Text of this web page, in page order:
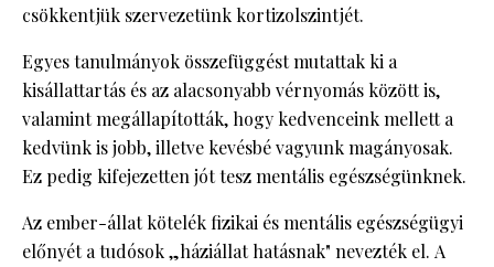
csökkentjük szervezetünk kortizolszintjét.
Egyes tanulmányok összefüggést mutattak ki a
kisállattartás és az alacsonyabb vérnyomás között is,
valamint megállapították, hogy kedvenceink mellett a
kedvünk is jobb, illetve kevésbé vagyunk magányosak.
Ez pedig kifejezetten jót tesz mentális egészségünknek.
Az ember-állat kötelék fizikai és mentális egészségügyi
előnyét a tudósok „háziállat hatásnak" nevezték el. A